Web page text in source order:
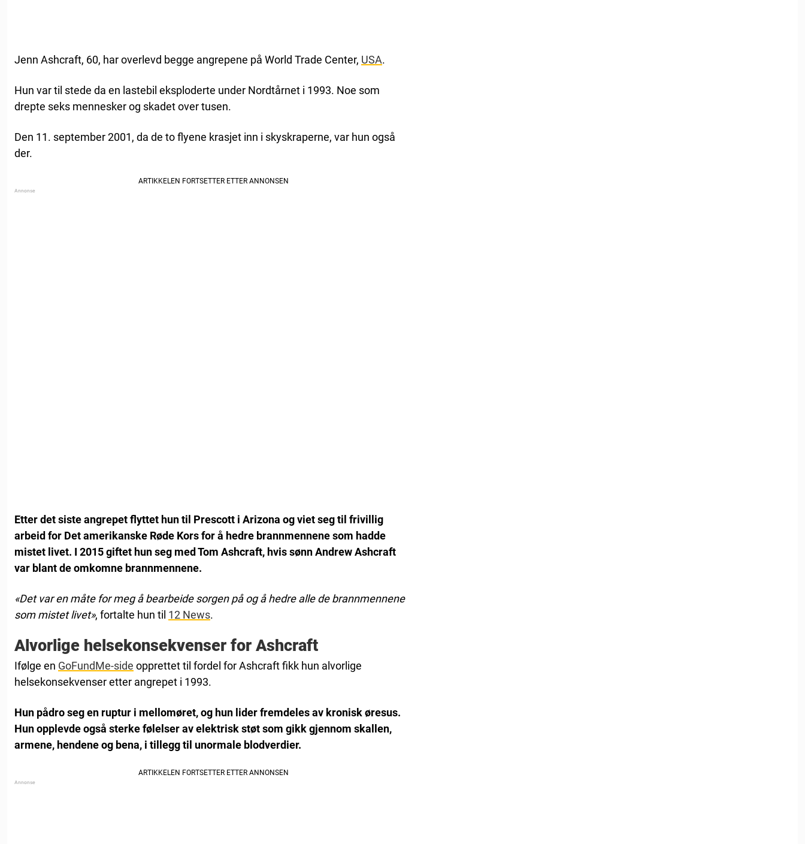
Jenn Ashcraft, 60, har overlevd begge angrepene på World Trade Center, USA.
Hun var til stede da en lastebil eksploderte under Nordtårnet i 1993. Noe som
drepte seks mennesker og skadet over tusen.
Den 11. september 2001, da de to flyene krasjet inn i skyskraperne, var hun også
der.
Etter det siste angrepet flyttet hun til Prescott i Arizona og viet seg til frivillig
arbeid for Det amerikanske Røde Kors for å hedre brannmennene som hadde
mistet livet. I 2015 giftet hun seg med Tom Ashcraft, hvis sønn Andrew Ashcraft
var blant de omkomne brannmennene.
«Det var en måte for meg å bearbeide sorgen på og å hedre alle de brannmennene
som mistet livet», fortalte hun til 12 News.
Alvorlige helsekonsekvenser for Ashcraft
Ifølge en GoFundMe-side opprettet til fordel for Ashcraft fikk hun alvorlige
helsekonsekvenser etter angrepet i 1993.
Hun pådro seg en ruptur i mellomøret, og hun lider fremdeles av kronisk øresus.
Hun opplevde også sterke følelser av elektrisk støt som gikk gjennom skallen,
armene, hendene og bena, i tillegg til unormale blodverdier.